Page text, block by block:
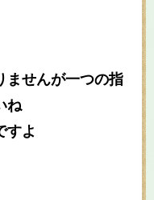
ませんが一つの指
ね
すよ